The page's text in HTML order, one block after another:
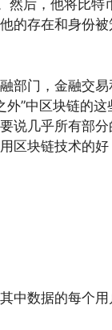
然后，他将比特
的存在和身份被
部门，金融交易
外”中区块链的这
说几乎所有部分
区块链技术的好
中数据的每个用